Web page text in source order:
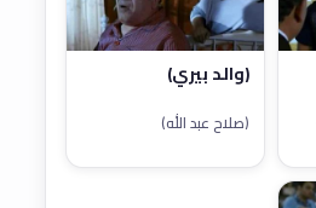
(والد بيري)
(صلاح عبد الله)